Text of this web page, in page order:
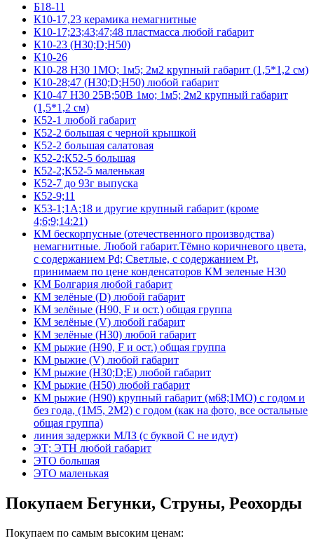
Б18-11
К10-17,23 керамика немагнитные
К10-17;23;43;47;48 пластмасса любой габарит
К10-23 (Н30;D;Н50)
К10-26
К10-28 Н30 1МО; 1м5; 2м2 крупный габарит (1,5*1,2 см)
К10-28;47 (Н30;D;Н50) любой габарит
К10-47 Н30 25В;50В 1мо; 1м5; 2м2 крупный габарит
(1,5*1,2 см)
К52-1 любой габарит
К52-2 большая с черной крышкой
К52-2 большая салатовая
К52-2;К52-5 большая
К52-2;К52-5 маленькая
К52-7 до 93г выпуска
К52-9;11
К53-1;1А;18 и другие крупный габарит (кроме
4;6;9;14:21)
КМ бескорпусные (отечественного производства)
немагнитные. Любой габарит.Тёмно коричневого цвета,
с содержанием Pd; Светлые, с содержанием Pt,
принимаем по цене конденсаторов КМ зеленые Н30
КМ Болгария любой габарит
КМ зелёные (D) любой габарит
КМ зелёные (H90, F и ост.) общая группа
КМ зелёные (V) любой габарит
КМ зелёные (Н30) любой габарит
КМ рыжие (H90, F и ост.) общая группа
КМ рыжие (V) любой габарит
КМ рыжие (Н30;D;E) любой габарит
КМ рыжие (Н50) любой габарит
КМ рыжие (Н90) крупный габарит (м68;1МО) с годом и
без года, (1М5, 2М2) с годом (как на фото, все остальные
общая группа)
линия задержки МЛЗ (с буквой С не идут)
ЭТ; ЭТН любой габарит
ЭТО большая
ЭТО маленькая
Покупаем Бегунки, Струны, Реохорды
Покупаем по самым высоким ценам: